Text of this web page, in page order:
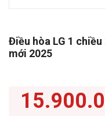
Điều hòa LG 1
mới 2025